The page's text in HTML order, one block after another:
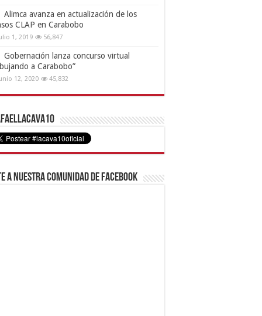
Alimca avanza en actualización de los
CLAP en Carabobo
1, 2019 56,847
Gobernación lanza concurso virtual
a Carabobo”
12, 2020 45,832
a nuestra comunidad de Facebook